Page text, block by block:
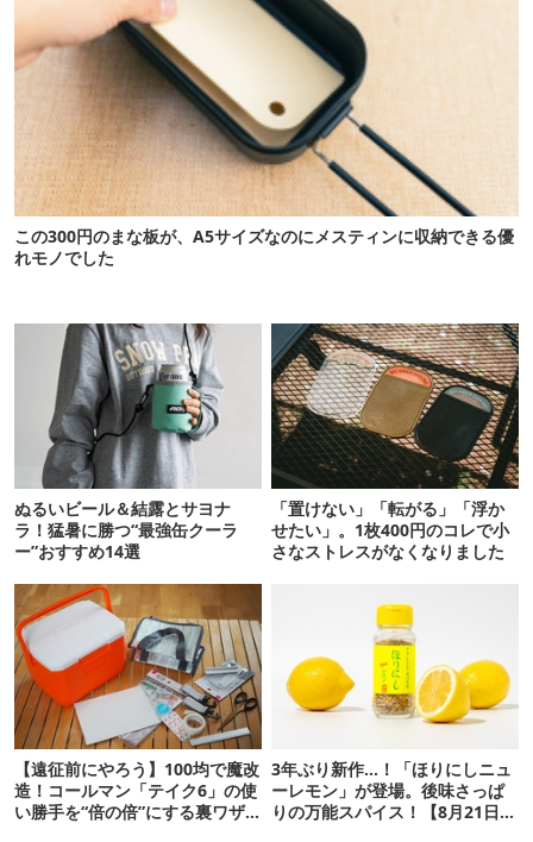
この300円のまな板が、A5サイズなのにメスティンに収納できる優
れモノでした
ぬるいビール＆結露とサヨナ
ラ！猛暑に勝つ“最強缶クーラ
ー”おすすめ14選
「置けない」「転がる」「浮か
せたい」。1枚400円のコレで小
さなストレスがなくなりました
【遠征前にやろう】100均で魔改
造！コールマン「テイク6」の使
い勝手を“倍の倍”にする裏ワザ6
3年ぶり新作…！「ほりにしニュ
ーレモン」が登場。後味さっぱ
りの万能スパイス！【8月21日発